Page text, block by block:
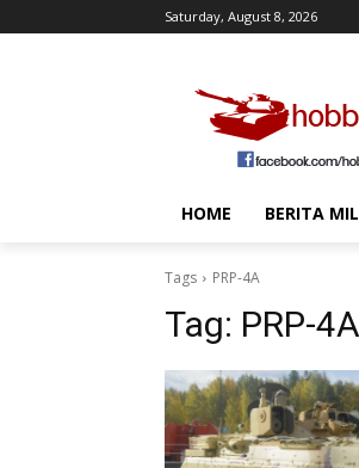
Saturday, August 8, 2026
HOME BERITA
Tags PRP-4A
Tag: PRP-4A